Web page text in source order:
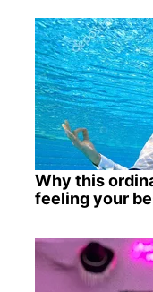
Why this
feeling your